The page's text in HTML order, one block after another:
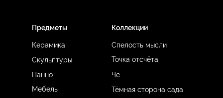
Панно
Предметы Коллекции
Мебель
Тёмная сторона сада
Че
Точка отсчёта
Спелость мысли
Керамика
Скульптуры